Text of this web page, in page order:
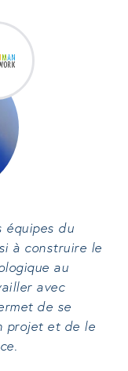
équipes du
à construire le
au
avec
de se
projet et de le